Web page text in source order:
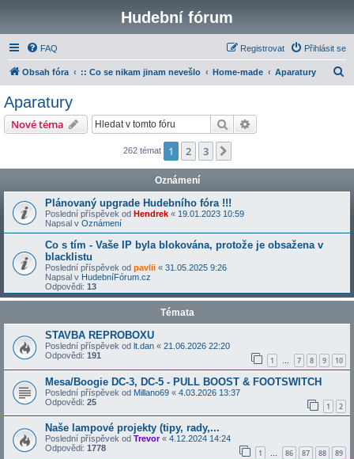
Hudební fórum
FAQ Přihlásit se
Registrovat
Obsah fóra :: Co se nikam jinam nevešlo Home-made Aparatury
Aparatury
Nové téma Hledat
262 témat 1 2 3
Oznámení
Plánovaný upgrade Hudebního fóra !!!
Poslední příspěvek od Hendrek « 19.01.2023 10:59
Napsal v Oznámení
Co s tím - Vaše IP byla blokována, protože je obsažena v
blacklistu
Poslední příspěvek od pavlii « 31.05.2025 9:26
Napsal v HudebníFórum.cz
Odpovědi: 13
Témata
STAVBA REPROBOXU
Poslední příspěvek od lt.dan « 21.06.2026 22:20
Odpovědi: 191 1 … 7 8 9 10
Mesa/Boogie DC-3, DC-5 - PULL BOOST & FOOTSWITCH
Poslední příspěvek od Millano69 « 4.03.2026 13:37
Odpovědi: 25 1 2
Naše lampové projekty (tipy, rady,...
Poslední příspěvek od Trevor« 4.12.2024 14:24
Odpovědi: 1778 1 … 86 87 88 89